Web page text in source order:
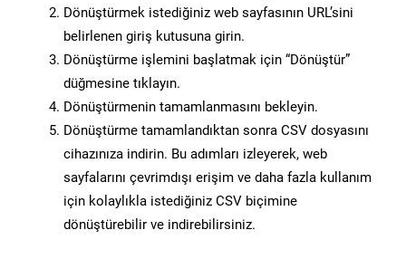
Dönüştürmek istediğiniz web sayfasının URL’sini
belirlenen giriş kutusuna girin.
Dönüştürme işlemini başlatmak için “Dönüştür”
düğmesine tıklayın.
Dönüştürmenin tamamlanmasını bekleyin.
Dönüştürme tamamlandıktan sonra CSV dosyasını
cihazınıza indirin. Bu adımları izleyerek, web
sayfalarını çevrimdışı erişim ve daha fazla kullanım
için kolaylıkla istediğiniz CSV biçimine
dönüştürebilir ve indirebilirsiniz.